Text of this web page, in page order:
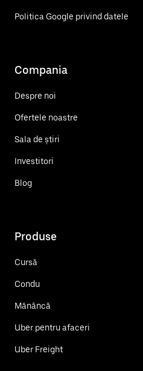
Politica Google privind datele
Compania
Despre noi
Ofertele noastre
Sala de știri
Investitori
Blog
Produse
Cursă
Condu
Mănâncă
Uber pentru afaceri
Uber Freight